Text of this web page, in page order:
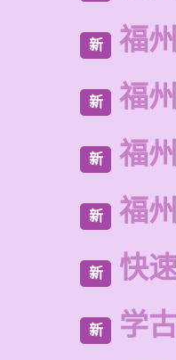
新 福
新 福
新 福
新 福
新 快
新 学